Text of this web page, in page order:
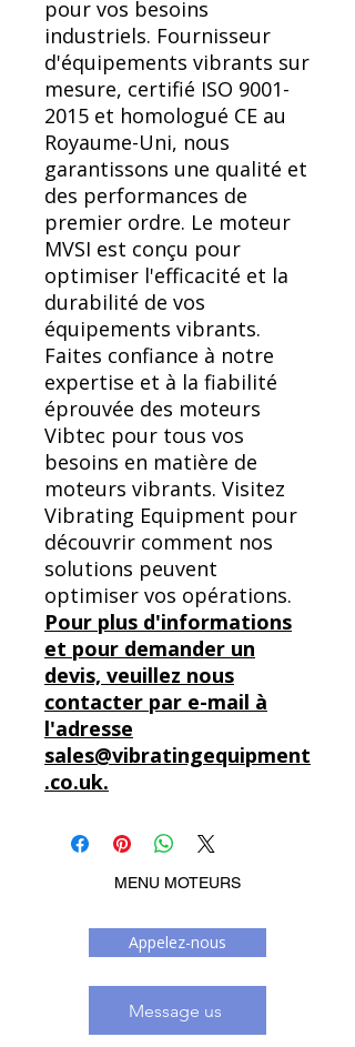
pour vos besoins
industriels. Fournisseur
d'équipements vibrants sur
mesure, certifié ISO 9001-
2015 et homologué CE au
Royaume-Uni, nous
garantissons une qualité et
des performances de
premier ordre. Le moteur
MVSI est conçu pour
optimiser l'efficacité et la
durabilité de vos
équipements vibrants.
Faites confiance à notre
expertise et à la fiabilité
éprouvée des moteurs
Vibtec pour tous vos
besoins en matière de
moteurs vibrants. Visitez
Vibrating Equipment pour
découvrir comment nos
solutions peuvent
optimiser vos opérations.
Pour plus d'informations
et pour demander un
devis, veuillez nous
contacter par e-mail à
l'adresse
sales@vibratingequipment
.co.uk.
MENU MOTEURS
Appelez-nous
Message us